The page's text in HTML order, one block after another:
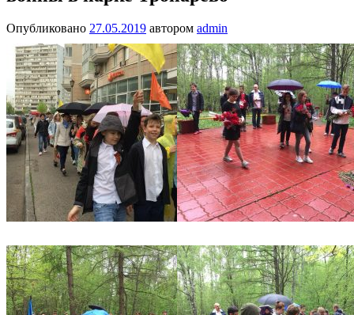
Опубликовано 27.05.2019 автором admin